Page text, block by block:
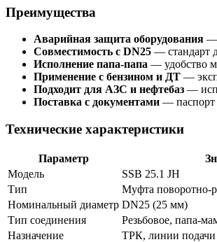
Преимущества
Аварийная защита оборудования —
Совместимость с DN25 — стандарт
Исполнение папа-папа — удобство
Применение с бензином и ДТ —
Подходит для АЗС и нефтебаз —
Поставка с документами — паспорт
Технические характеристики
Параметр
Модель
SSB 25.1 JH
Тип
Муфта поворотно-
Номинальный диаметр DN25 (25 мм)
Тип соединения
Резьбовое, папа-
Назначение
ТРК, линии подачи